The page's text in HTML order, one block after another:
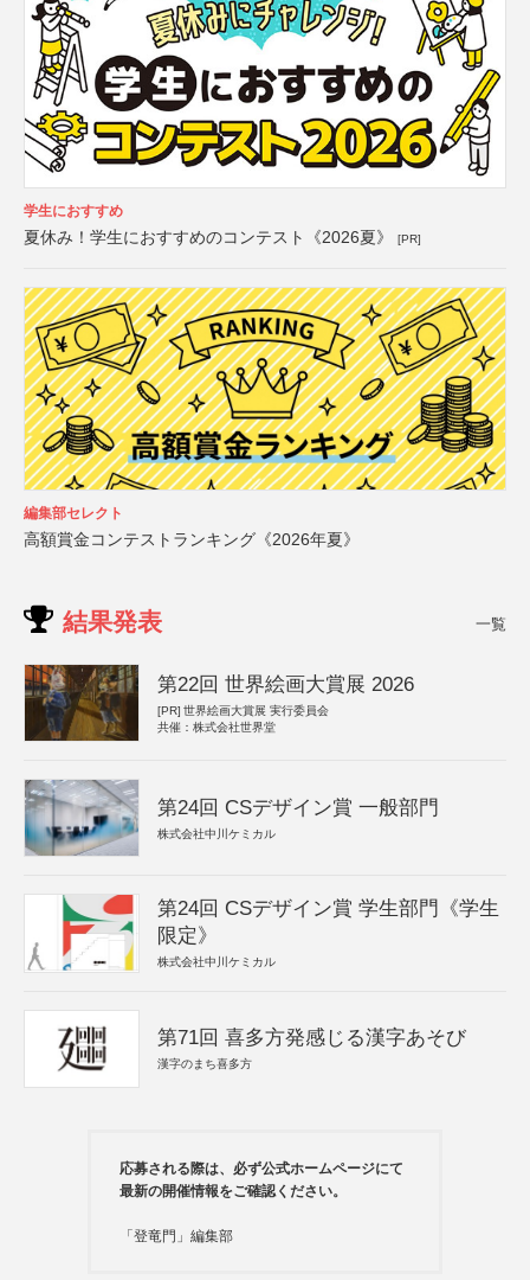
学生におすすめ
夏休み！学生におすすめのコンテスト《2026夏》 [PR]
編集部セレクト
高額賞金コンテストランキング《2026年夏》
結果発表 一覧
第22回 世界絵画大賞展 2026
[PR] 世界絵画大賞展 実行委員会
共催：株式会社世界堂
第24回 CSデザイン賞 一般部門
株式会社中川ケミカル
第24回 CSデザイン賞 学生部門《学生
限定》
株式会社中川ケミカル
第71回 喜多方発感じる漢字あそび
漢字のまち喜多方
応募される際は、必ず公式ホームページにて
最新の開催情報をご確認ください。
「登竜門」編集部